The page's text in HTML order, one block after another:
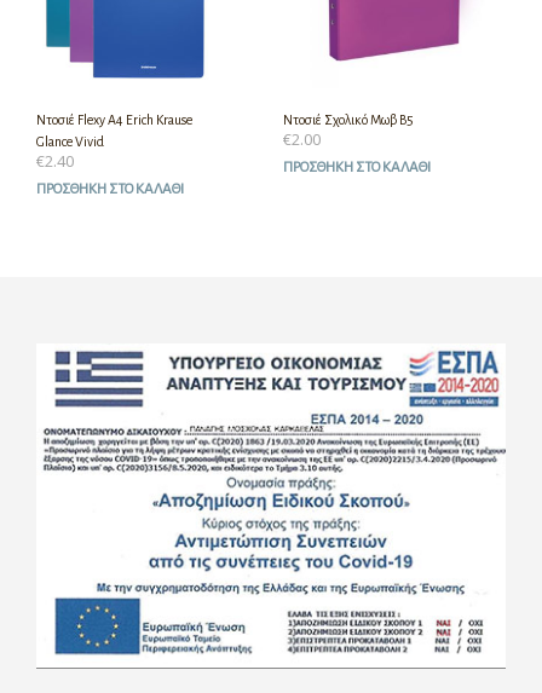
Ντοσιέ Flexy A4 Erich Krause
Glance Vivid
€2.40
ΠΡΟΣΘΉΚΗ ΣΤΟ ΚΑΛΆΘΙ
Ντοσιέ Σχολικό Μωβ Β5
€2.00
ΠΡΟΣΘΉΚΗ ΣΤΟ ΚΑΛΆΘΙ